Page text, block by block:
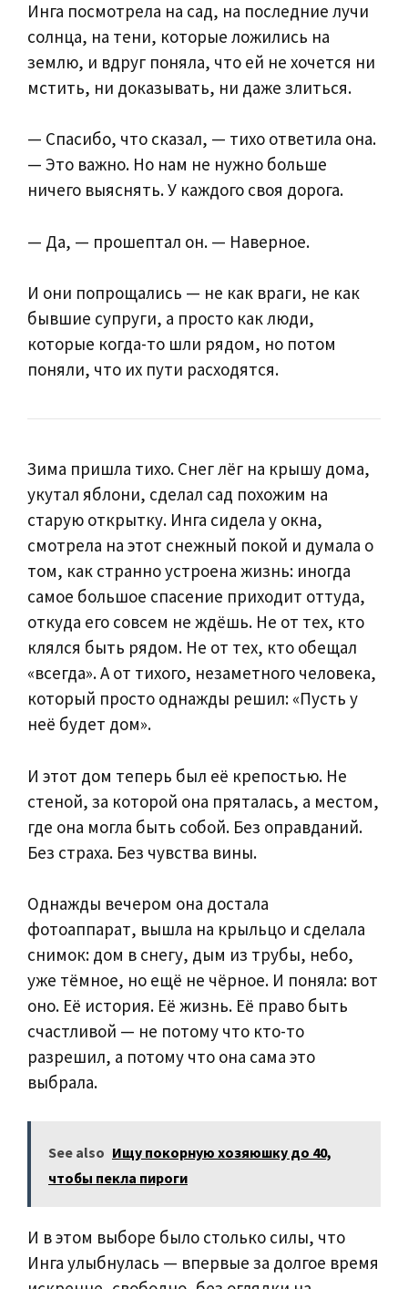
Инга посмотрела на сад, на последние лучи
солнца, на тени, которые ложились на
землю, и вдруг поняла, что ей не хочется ни
мстить, ни доказывать, ни даже злиться.
— Спасибо, что сказал, — тихо ответила она.
— Это важно. Но нам не нужно больше
ничего выяснять. У каждого своя дорога.
— Да, — прошептал он. — Наверное.
И они попрощались — не как враги, не как
бывшие супруги, а просто как люди,
которые когда-то шли рядом, но потом
поняли, что их пути расходятся.
Зима пришла тихо. Снег лёг на крышу дома,
укутал яблони, сделал сад похожим на
старую открытку. Инга сидела у окна,
смотрела на этот снежный покой и думала о
том, как странно устроена жизнь: иногда
самое большое спасение приходит оттуда,
откуда его совсем не ждёшь. Не от тех, кто
клялся быть рядом. Не от тех, кто обещал
«всегда». А от тихого, незаметного человека,
который просто однажды решил: «Пусть у
неё будет дом».
И этот дом теперь был её крепостью. Не
стеной, за которой она пряталась, а местом,
где она могла быть собой. Без оправданий.
Без страха. Без чувства вины.
Однажды вечером она достала
фотоаппарат, вышла на крыльцо и сделала
снимок: дом в снегу, дым из трубы, небо,
уже тёмное, но ещё не чёрное. И поняла: вот
оно. Её история. Её жизнь. Её право быть
счастливой — не потому что кто-то
разрешил, а потому что она сама это
выбрала.
See also Ищу покорную хозяюшку до 40,
чтобы пекла пироги
И в этом выборе было столько силы, что
Инга улыбнулась — впервые за долгое время